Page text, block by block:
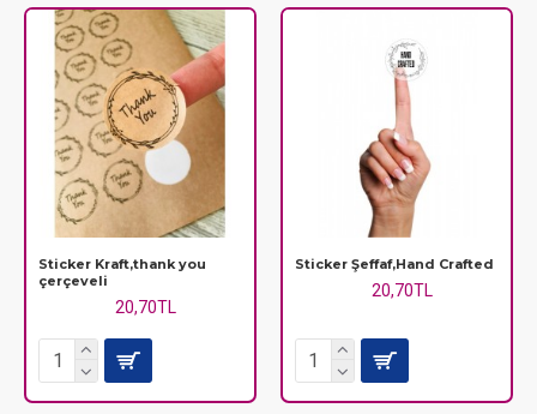
Sticker Kraft,thank you
çerçeveli
20,70TL
Sticker Şeffaf,Hand Crafted
20,70TL